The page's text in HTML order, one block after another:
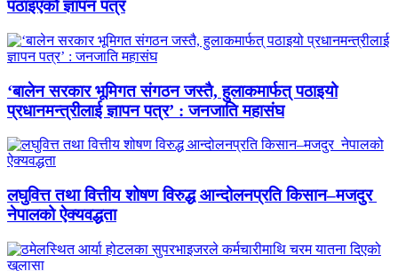
पठाइएको ज्ञापन पत्र
‘बालेन सरकार भूमिगत संगठन जस्तै, हुलाकमार्फत् पठाइयो
प्रधानमन्त्रीलाई ज्ञापन पत्र’ : जनजाति महासंघ
लघुवित्त तथा वित्तीय शोषण विरुद्ध आन्दोलनप्रति किसान–मजदुर
नेपालको ऐक्यवद्धता